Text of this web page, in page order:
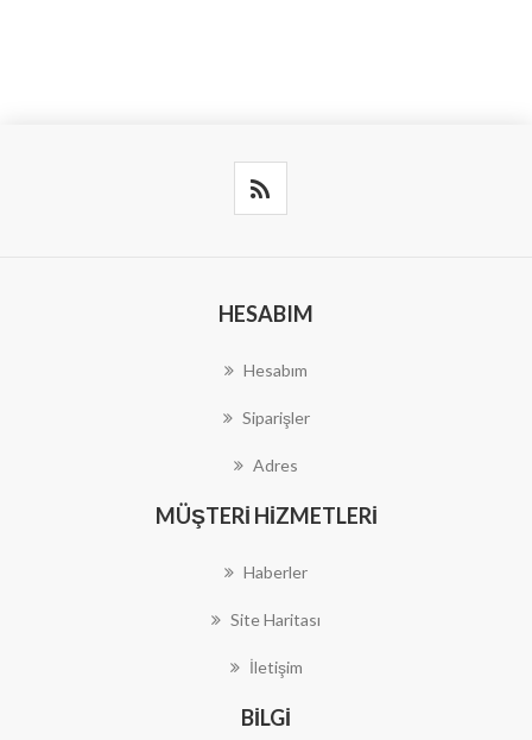
HESABIM
Hesabım
Siparişler
Adres
MÜŞTERI HIZMETLERI
Haberler
Site Haritası
İletişim
BILGI